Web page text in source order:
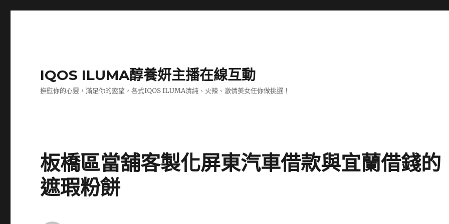
IQOS ILUMA醇養妍主播在線互動
撫慰你的心靈，滿足你的慾望，各式IQOS ILUMA清純、火辣、激情美女任你做挑選！
板橋區當舖客製化屏東汽車借款與宜蘭借錢的
遮瑕粉餅